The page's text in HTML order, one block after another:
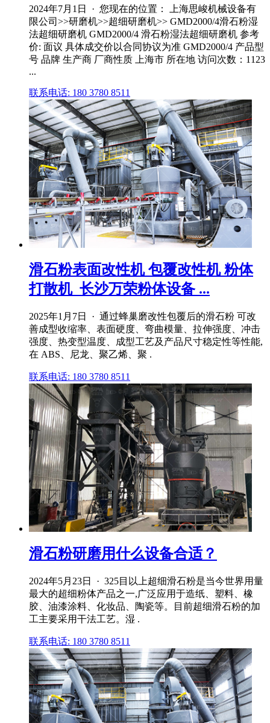
2024年7月1日 · 您现在的位置： 上海思峻机械设备有
限公司>>研磨机>>超细研磨机>> GMD2000/4滑石粉湿
法超细研磨机 GMD2000/4 滑石粉湿法超细研磨机 参考
价: 面议 具体成交价以合同协议为准 GMD2000/4 产品型
号 品牌 生产商 厂商性质 上海市 所在地 访问次数：1123
...
联系电话: 180 3780 8511
滑石粉表面改性机 包覆改性机 粉体
打散机_长沙万荣粉体设备 ...
2025年1月7日 · 通过蜂巢磨改性包覆后的滑石粉 可改
善成型收缩率、表面硬度、弯曲模量、拉伸强度、冲击
强度、热变型温度、成型工艺及产品尺寸稳定性等性能,
在 ABS、尼龙、聚乙烯、聚 .
联系电话: 180 3780 8511
滑石粉研磨用什么设备合适？
2024年5月23日 · 325目以上超细滑石粉是当今世界用量
最大的超细粉体产品之一,广泛应用于造纸、塑料、橡
胶、油漆涂料、化妆品、陶瓷等。目前超细滑石粉的加
工主要采用干法工艺。湿 .
联系电话: 180 3780 8511